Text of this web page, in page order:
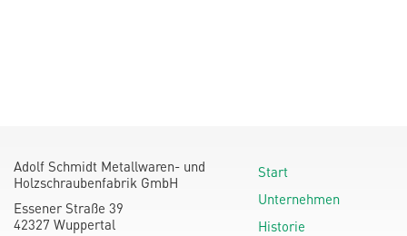
Adolf Schmidt Metallwaren- und
Holzschraubenfabrik GmbH
Essener Straße 39
42327 Wuppertal
Start
Unternehmen
Historie